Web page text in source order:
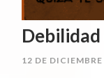
12 DE